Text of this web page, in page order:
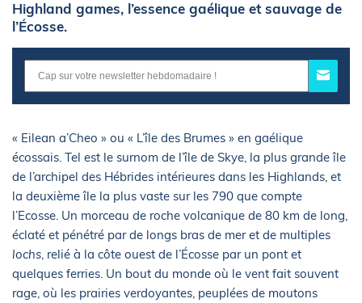
Highland games, l’essence gaélique et sauvage de
l’Écosse.
« Eilean a’Cheo » ou « L’île des Brumes » en gaélique
écossais. Tel est le surnom de l’île de Skye, la plus grande île
de l’archipel des Hébrides intérieures dans les Highlands, et
la deuxième île la plus vaste sur les 790 que compte
l’Ecosse. Un morceau de roche volcanique de 80 km de long,
éclaté et pénétré par de longs bras de mer et de multiples
lochs , relié à la côte ouest de l’Écosse par un pont et
quelques ferries. Un bout du monde où le vent fait souvent
rage, où les prairies verdoyantes, peuplées de moutons